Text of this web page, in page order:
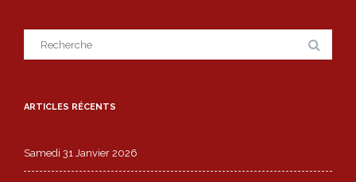
for:
ARTICLES RÉCENTS
Samedi 31 Janvier 2026